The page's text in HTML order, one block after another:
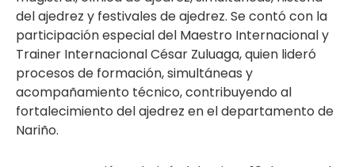
del ajedrez y festivales de ajedrez. Se contó con la
participación especial del Maestro Internacional y
Trainer Internacional César Zuluaga, quien lideró
procesos de formación, simultáneas y
acompañamiento técnico, contribuyendo al
fortalecimiento del ajedrez en el departamento de
Nariño.